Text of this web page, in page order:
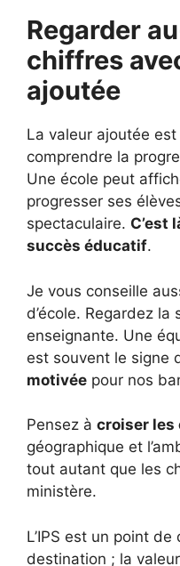
Regarder
chiffres
ajoutée
La valeur ajoutée
comprendre la
Une école peut
progresser ses
spectaculaire. C’est
succès éducatif.
Je vous conseille
d’école. Regardez la
enseignante. Une
est souvent le signe
motivée pour nos
Pensez à croiser les
géographique et
tout autant que les
ministère.
L’IPS est un point
destination ; la